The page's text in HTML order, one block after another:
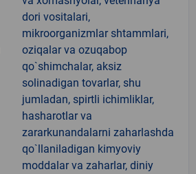
dori vositalari,
mikroorganizmlar shtammlari,
oziqalar va ozuqabop
qo`shimchalar, aksiz
solinadigan tovarlar, shu
jumladan, spirtli ichimliklar,
hasharotlar va
zararkunandalarni zaharlashda
qo`llaniladigan kimyoviy
moddalar va zaharlar, diniy